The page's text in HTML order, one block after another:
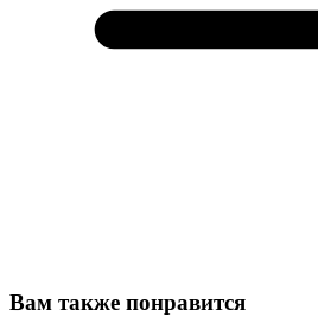
Вам также понравится